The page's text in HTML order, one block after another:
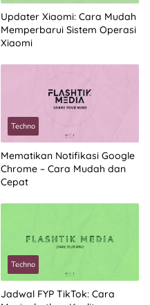
Updater Xiaomi: Cara Mudah
Memperbarui Sistem Operasi
Xiaomi
Techno
Mematikan Notifikasi Google
Chrome – Cara Mudah dan
Cepat
Techno
Jadwal FYP TikTok: Cara